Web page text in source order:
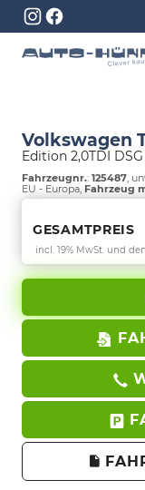
Volkswagen
Edition 2,0TDI
Fahrzeugnr.: 125487,
EU - Europa, Fahrzeug
GESAMTPREIS
incl. 19% MwSt. und